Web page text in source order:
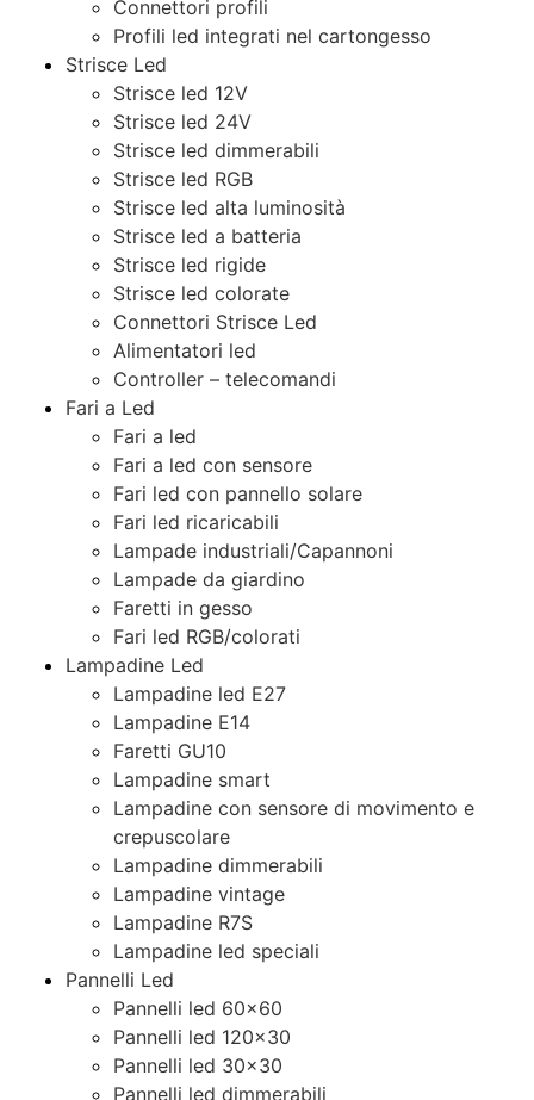
Connettori profili
Profili led integrati nel cartongesso
Strisce Led
Strisce led 12V
Strisce led 24V
Strisce led dimmerabili
Strisce led RGB
Strisce led alta luminosità
Strisce led a batteria
Strisce led rigide
Strisce led colorate
Connettori Strisce Led
Alimentatori led
Controller – telecomandi
Fari a Led
Fari a led
Fari a led con sensore
Fari led con pannello solare
Fari led ricaricabili
Lampade industriali/Capannoni
Lampade da giardino
Faretti in gesso
Fari led RGB/colorati
Lampadine Led
Lampadine led E27
Lampadine E14
Faretti GU10
Lampadine smart
Lampadine con sensore di movimento e
crepuscolare
Lampadine dimmerabili
Lampadine vintage
Lampadine R7S
Lampadine led speciali
Pannelli Led
Pannelli led 60×60
Pannelli led 120×30
Pannelli led 30×30
Pannelli led dimmerabili